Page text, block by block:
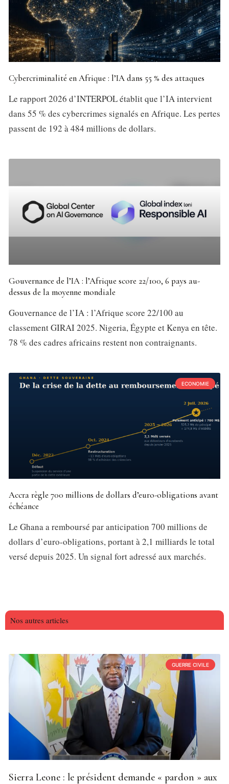
Cybercriminalité en Afrique : l’IA dans 55 % des attaques
Le rapport 2026 d’INTERPOL établit que l’IA intervient
dans 55 % des cybercrimes signalés en Afrique. Les pertes
passent de 192 à 484 millions de dollars.
Gouvernance de l’IA : l’Afrique score 22/100, 6 pays au-
dessus de la moyenne mondiale
Gouvernance de l’IA : l’Afrique score 22/100 au
classement GIRAI 2025. Nigeria, Égypte et Kenya en tête.
78 % des cadres africains restent non contraignants.
ECONOMIE
Accra règle 700 millions de dollars d’euro-obligations avant
échéance
Le Ghana a remboursé par anticipation 700 millions de
dollars d’euro-obligations, portant à 2,1 milliards le total
versé depuis 2025. Un signal fort adressé aux marchés.
Nos autres articles
GUERRE CIVILE
Sierra Leone : le président demande « pardon » aux